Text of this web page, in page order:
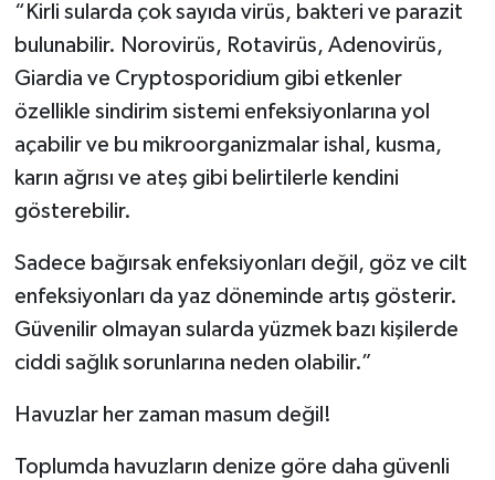
“Kirli sularda çok sayıda virüs, bakteri ve parazit
bulunabilir. Norovirüs, Rotavirüs, Adenovirüs,
Giardia ve Cryptosporidium gibi etkenler
özellikle sindirim sistemi enfeksiyonlarına yol
açabilir ve bu mikroorganizmalar ishal, kusma,
karın ağrısı ve ateş gibi belirtilerle kendini
gösterebilir.
Sadece bağırsak enfeksiyonları değil, göz ve cilt
enfeksiyonları da yaz döneminde artış gösterir.
Güvenilir olmayan sularda yüzmek bazı kişilerde
ciddi sağlık sorunlarına neden olabilir.”
Havuzlar her zaman masum değil!
Toplumda havuzların denize göre daha güvenli